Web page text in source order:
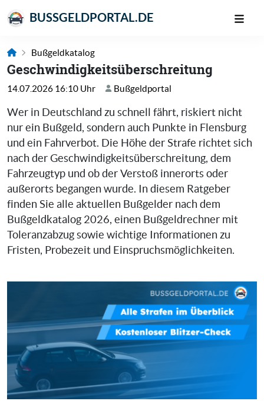
BUSSGELDPORTAL.DE
Bußgeldkatalog
Geschwindigkeitsüberschreitung
14.07.2026 16:10 Uhr Bußgeldportal
Wer in Deutschland zu schnell fährt, riskiert nicht
nur ein Bußgeld, sondern auch Punkte in Flensburg
und ein Fahrverbot. Die Höhe der Strafe richtet sich
nach der Geschwindigkeitsüberschreitung, dem
Fahrzeugtyp und ob der Verstoß innerorts oder
außerorts begangen wurde. In diesem Ratgeber
finden Sie alle aktuellen Bußgelder nach dem
Bußgeldkatalog 2026, einen Bußgeldrechner mit
Toleranzabzug sowie wichtige Informationen zu
Fristen, Probezeit und Einspruchsmöglichkeiten.